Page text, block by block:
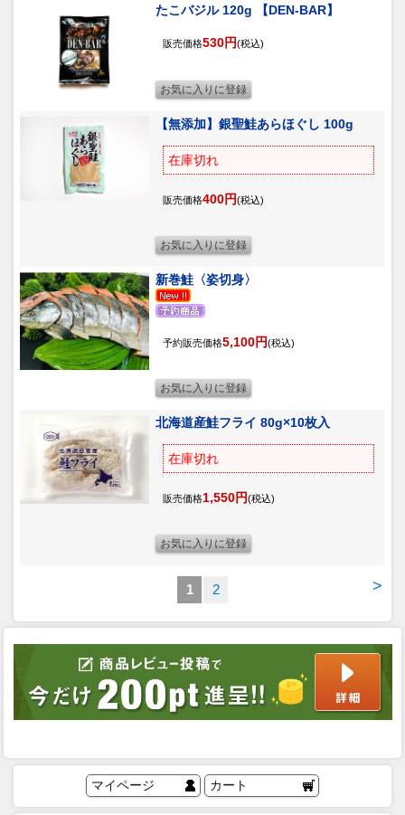
たこバジル 120g 【DEN-BAR】
販売価格530円(税込)
【無添加】銀聖鮭あらほぐし 100g
在庫切れ
販売価格400円(税込)
新巻鮭〈姿切身〉
予約販売価格5,100円(税込)
北海道産鮭フライ 80g×10枚入
在庫切れ
販売価格1,550円(税込)
>
1 2
マイページ カート